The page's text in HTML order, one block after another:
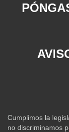
Cumplimos la
no discriminamos